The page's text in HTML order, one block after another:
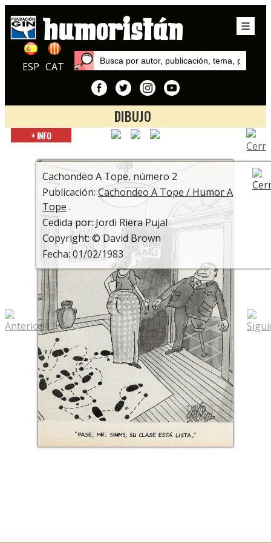
ESP CAT
DIBUJO
Inicio
Cachondeo A Tope / Humor A Tope
+ INFO
Cachondeo A Tope, número 2
Publicación:Cachondeo A Tope / Humor A
Tope .
Cedida por: Jordi Riera Pujal
Copyright: © David Brown
Fecha: 01/02/1983